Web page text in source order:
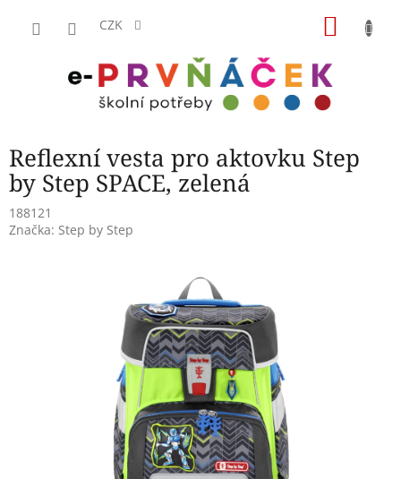
CZK
Reflexní vesta pro aktovku Step
by Step SPACE, zelená
188121
Značka: Step by Step